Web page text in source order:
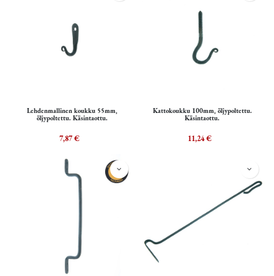
Lehdenmallinen koukku 55mm,
öljypoltettu. Käsintaottu.
7,87€
Kattokoukku 100mm, öljypoltettu.
Käsintaottu.
11,24€